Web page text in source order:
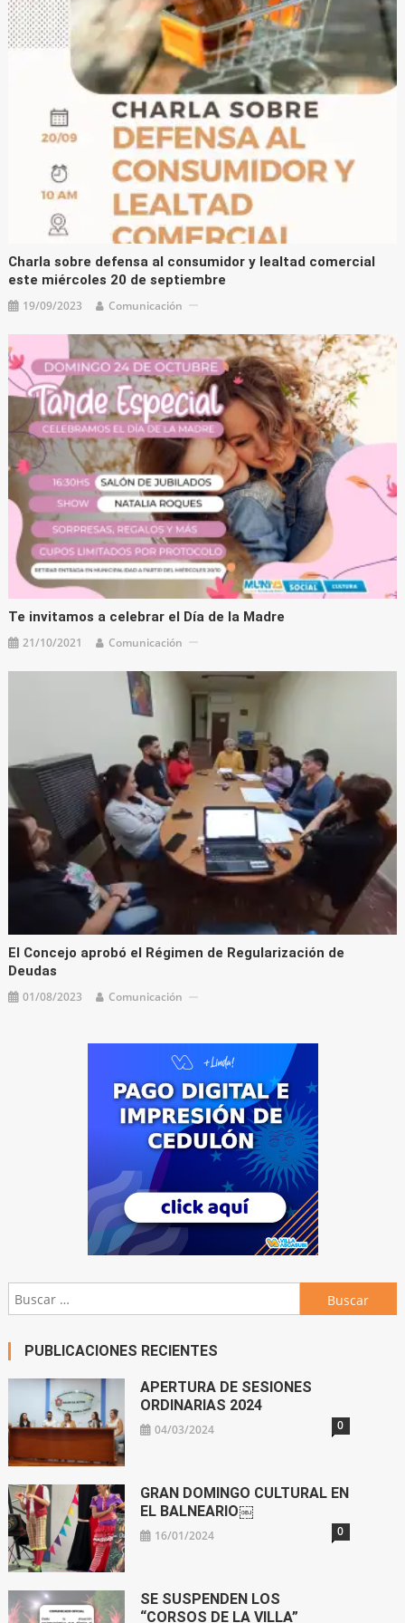
Charla sobre defensa al consumidor y lealtad comercial
este miércoles 20 de septiembre
19/09/2023 Comunicación
Te invitamos a celebrar el Día de la Madre
21/10/2021 Comunicación
El Concejo aprobó el Régimen de Regularización de
Deudas
01/08/2023 Comunicación
Buscar:
PUBLICACIONES RECIENTES
APERTURA DE SESIONES
ORDINARIAS 2024
04/03/2024 0
GRAN DOMINGO CULTURAL EN
EL BALNEARIO￼
16/01/2024 0
SE SUSPENDEN LOS
“CORSOS DE LA VILLA”